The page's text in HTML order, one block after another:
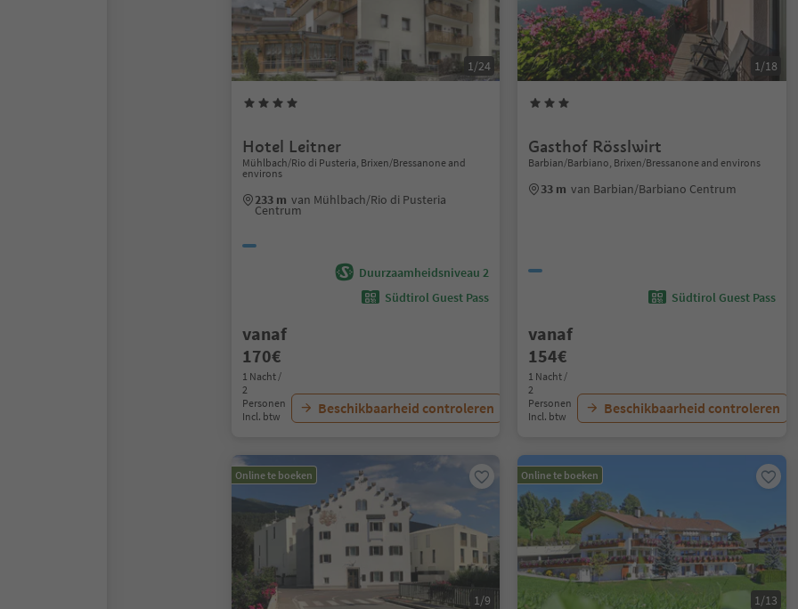
1/24
Hotel Leitner
Mühlbach/Rio di Pusteria, Brixen/Bressanone and
environs
233 m van Mühlbach/Rio di Pusteria
Centrum
Duurzaamheidsniveau 2
Südtirol Guest Pass
vanaf
170€
1 Nacht /
2
Personen
Incl. btw
Beschikbaarheid controleren
1/18
Gasthof Rösslwirt
Barbian/Barbiano, Brixen/Bressanone and environs
33 m van Barbian/Barbiano Centrum
Südtirol Guest Pass
vanaf
154€
1 Nacht /
2
Personen
Incl. btw
Beschikbaarheid controleren
Online te boeken
1/9
Online te boeken
1/13